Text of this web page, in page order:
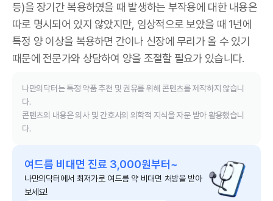
등)을 장기간 복용하였을 때 발생하는 부작용에 대한 내용은
따로 명시되어 있지 않았지만, 임상적으로 보았을 때 1년에
특정 양 이상을 복용하면 간이나 신장에 무리가 올 수 있기
때문에 전문가와 상담하여 양을 조절할 필요가 있습니다.
나만의닥터는 특정 약품 추천 및 권유를 위해 콘텐츠를 제작하지 않습니
다.
콘텐츠의 내용은 의사 및 간호사의 의학적 지식을 자문 받아 활용했습니
다.
여드름 비대면 진료 3,000원부터~
나만의닥터에서 최저가로 여드름 약 비대면 처방을 받아
보세요!